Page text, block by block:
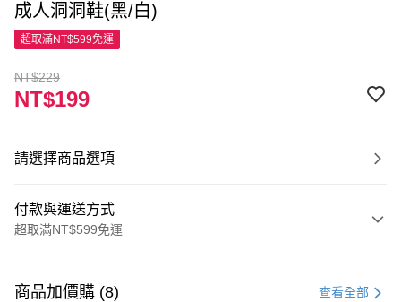
成人洞洞鞋(黑/白)
超取滿NT$599免運
NT$229
NT$199
請選擇商品選項
付款與運送方式
超取滿NT$599免運
信用卡一次付款
商品加價購 (8) 查看全部